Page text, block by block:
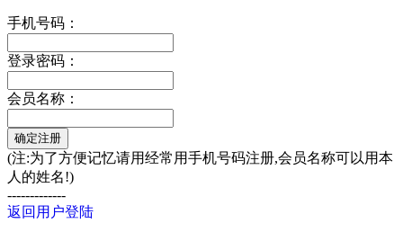
手机号码：
登录密码：
会员名称：
(注:为了方便记忆请用经常用手机号码注册,会员名称可以用本
人的姓名!)
-------------
返回用户登陆